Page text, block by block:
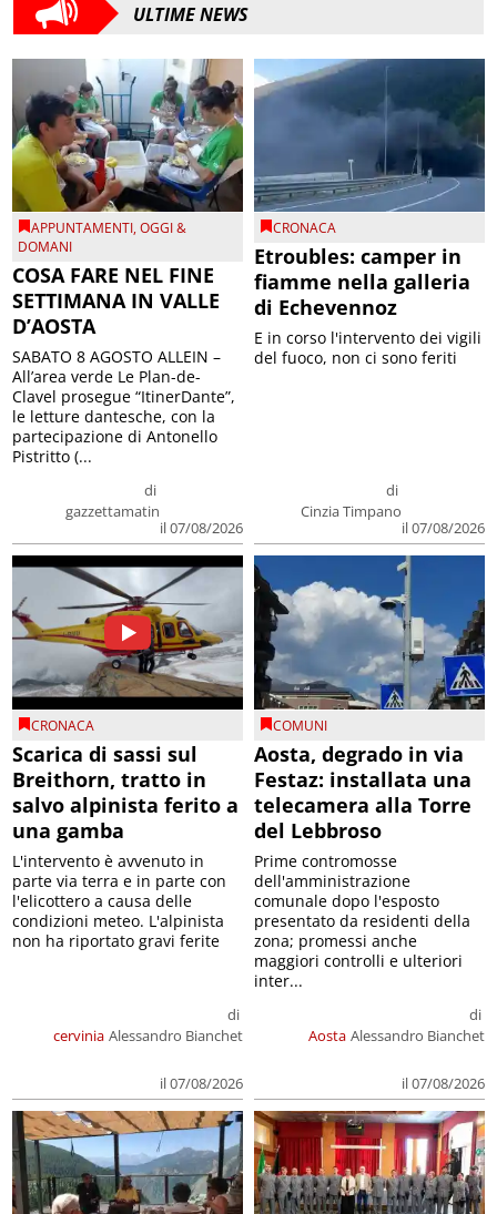
ULTIME NEWS
APPUNTAMENTI,OGGI &
DOMANI
COSA FARE NEL FINE
SETTIMANA IN VALLE
D’AOSTA
di
gazzettamatin
il 07/08/2026
SABATO 8 AGOSTO ALLEIN –
All’area verde Le Plan-de-
Clavel prosegue “ItinerDante”,
le letture dantesche, con la
partecipazione di Antonello
Pistritto (...
CRONACA
Etroubles: camper in
fiamme nella galleria
di Echevennoz
di
Cinzia Timpano
il 07/08/2026
E in corso l'intervento dei vigili
del fuoco, non ci sono feriti
CRONACA
Scarica di sassi sul
Breithorn, tratto in
salvo alpinista ferito a
una gamba
cervinia
di
Alessandro Bianchet
il 07/08/2026
L'intervento è avvenuto in
parte via terra e in parte con
l'elicottero a causa delle
condizioni meteo. L'alpinista
non ha riportato gravi ferite
COMUNI
Aosta, degrado in via
Festaz: installata una
telecamera alla Torre
del Lebbroso
Aosta
di
Alessandro Bianchet
il 07/08/2026
Prime contromosse
dell'amministrazione
comunale dopo l'esposto
presentato da residenti della
zona; promessi anche
maggiori controlli e ulteriori
inter...